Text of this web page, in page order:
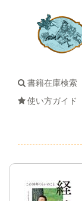
書籍在庫検索
使い方ガイド